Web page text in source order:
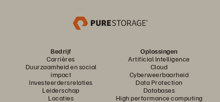
Bedrijf
Carrières
Duurzaamheid en social
impact
Investeerdersrelaties
Leiderschap
Locaties
Oplossingen
Artificial Intelligence
Cloud
Cyberweerbaarheid
Data Protection
Databases
High performance computing